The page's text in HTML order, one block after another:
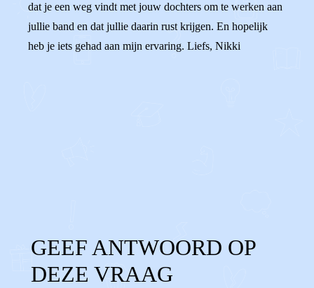
dat je een weg vindt met jouw dochters om te werken aan
jullie band en dat jullie daarin rust krijgen. En hopelijk
heb je iets gehad aan mijn ervaring. Liefs, Nikki
GEEF ANTWOORD OP
DEZE VRAAG